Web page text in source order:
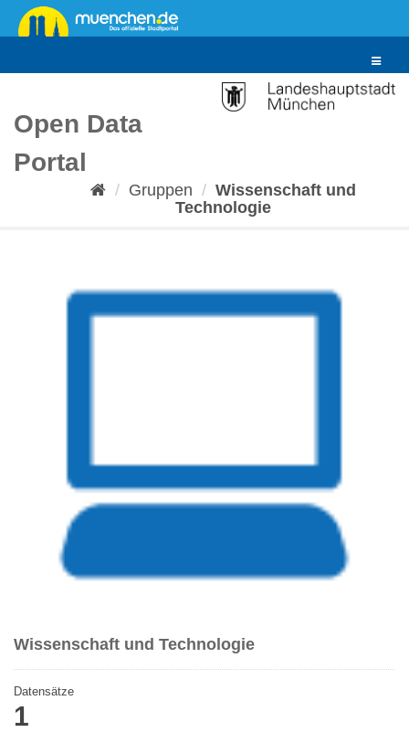
Überspringen
zum
Toggle
Open Data
Portal
Gruppen
Wissenschaft und
Technologie
Wissenschaft und Technologie
Datensätze
1